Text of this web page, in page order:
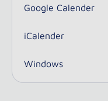
Google Calender
iCalender
Windows